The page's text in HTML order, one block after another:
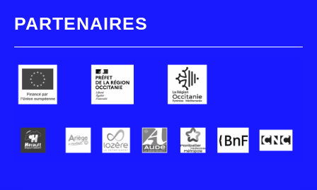
PARTENAIRES